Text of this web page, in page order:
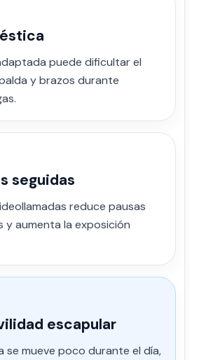
puede dificultar el
y brazos durante
seguidas
reduce pausas
y aumenta la exposición
escapular
se mueve poco durante el día,